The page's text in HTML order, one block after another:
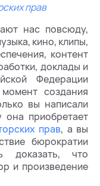
прав
нас повсюду,
кино, клипы,
контент
доклады и
Федерации
создания
вы написали
она приобретает
прав, а вы
бюрократии
доказать, что
и произведение